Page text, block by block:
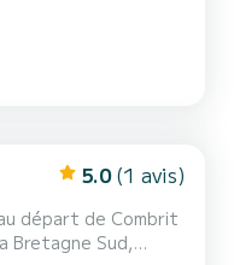
5.0 (1 avis)
départ de Combrit
Bretagne Sud,